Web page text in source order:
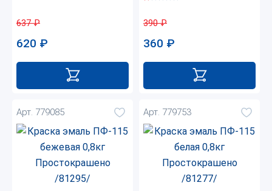
637₽
620 ₽
390₽
360 ₽
Арт. 779085 Арт. 779753